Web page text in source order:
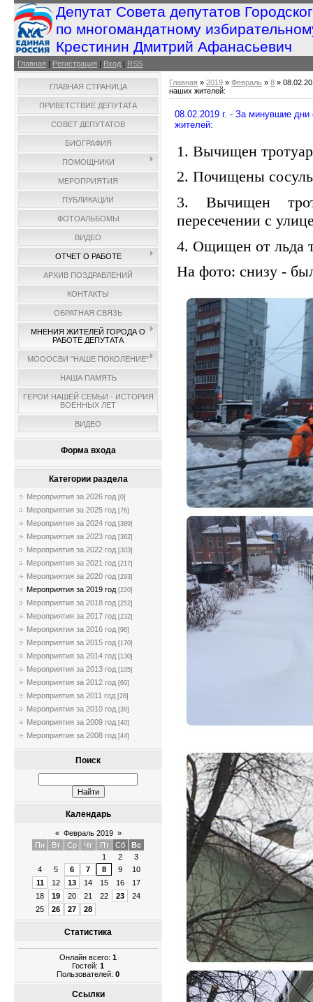
Депутат Совета депутатов
по многомандатному
Крестинин Дмитрий Афанасьевич
Главная | Регистрация | Вход | RSS
ГЛАВНАЯ СТРАНИЦА
ПРИВЕТСТВИЕ ДЕПУТАТА
СОВЕТ ДЕПУТАТОВ
БИОГРАФИЯ
ПОМОЩНИКИ
МЕРОПРИЯТИЯ
ПУБЛИКАЦИИ
ФОТОАЛЬБОМЫ
ВИДЕО
ОТЧЕТ О РАБОТЕ
АРХИВ ПОЗДРАВЛЕНИЙ
КОНТАКТЫ
ОБРАТНАЯ СВЯЗЬ
МНЕНИЯ ЖИТЕЛЕЙ ГОРОДА О
РАБОТЕ ДЕПУТАТА
МОООСВИ "НАШЕ ПОКОЛЕНИЕ"
НАША ПАМЯТЬ
ГЕРОИ НАШЕЙ СЕМЬИ - ИСТОРИЯ
ВОЕННЫХ ЛЕТ
ВИДЕО
Форма входа
Категории раздела
Мероприятия за 2026 год [0]
Мероприятия за 2025 год [76]
Мероприятия за 2024 год [389]
Мероприятия за 2023 год [362]
Мероприятия за 2022 год [303]
Мероприятия за 2021 год [217]
Мероприятия за 2020 год [293]
Мероприятия за 2019 год [220]
Мероприятия за 2018 год [252]
Мероприятия за 2017 год [232]
Мероприятия за 2016 год [96]
Мероприятия за 2015 год [170]
Мероприятия за 2014 год [130]
Мероприятия за 2013 год [105]
Мероприятия за 2012 год [60]
Мероприятия за 2011 год [28]
Мероприятия за 2010 год [39]
Мероприятия за 2009 год [40]
Мероприятия за 2008 год [44]
Поиск
Календарь
« Февраль 2019 »
Пн
Вт Ср Чт Пт Сб
Вс
1
2
3
4
5 6 7 8 9
10
11
12 13 14 15 16
17
18
19 20 21 22 23
24
25
26 27 28
Статистика
Онлайн всего: 1
Гостей: 1
Пользователей: 0
Ссылки
Главная » 2019 » Февраль » 8 »
наших жителей:
08.02.2019 г. - За минувшие
жителей:
1. Вычищен
2. Почищены
3. Вычищен
пересечении с
4. Ощищен от льда
На фото: снизу -